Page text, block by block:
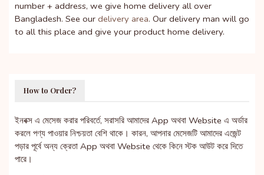
number + address, we give home delivery all over
Bangladesh. See our delivery area. Our delivery man will go
to all this place and give your product home delivery.
How to Order?
ইনবক্স এ মেসেজ করার পরিবর্তে, সরাসরি আমাদের App অথবা Website এ অর্ডার
করলে পণ্য পাওয়ার নিশ্চয়তা বেশি থাকে। কারন, আপনার মেসেজটি আমাদের এজেন্ট
পড়ার পূর্বে অন্য ক্রেতা App অথবা Website থেকে কিনে স্টক আউট করে দিতে
পারে।